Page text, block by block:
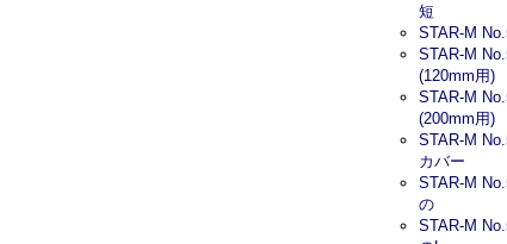
短
STAR-M
STAR-M
(120mm用)
STAR-M
(200mm用)
STAR-M
カバー
STAR-M
の
STAR-M